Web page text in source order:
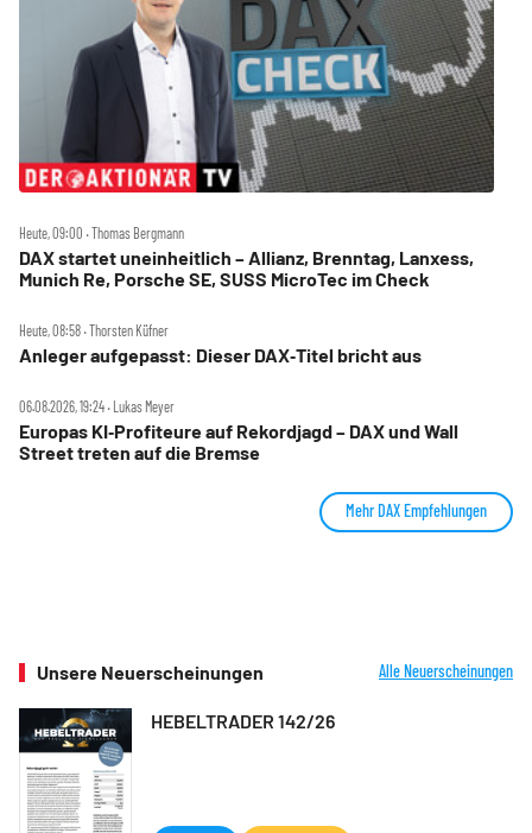
Heute, 09:00 ‧ Thomas Bergmann
DAX startet uneinheitlich – Allianz, Brenntag, Lanxess,
Munich Re, Porsche SE, SUSS MicroTec im Check
Heute, 08:58 ‧ Thorsten Küfner
Anleger aufgepasst: Dieser DAX‑Titel bricht aus
06.08.2026, 19:24 ‧ Lukas Meyer
Europas KI‑Profiteure auf Rekordjagd – DAX und Wall
Street treten auf die Bremse
Mehr DAX Empfehlungen
Unsere Neuerscheinungen Alle Neuerscheinungen
HEBELTRADER 142/26